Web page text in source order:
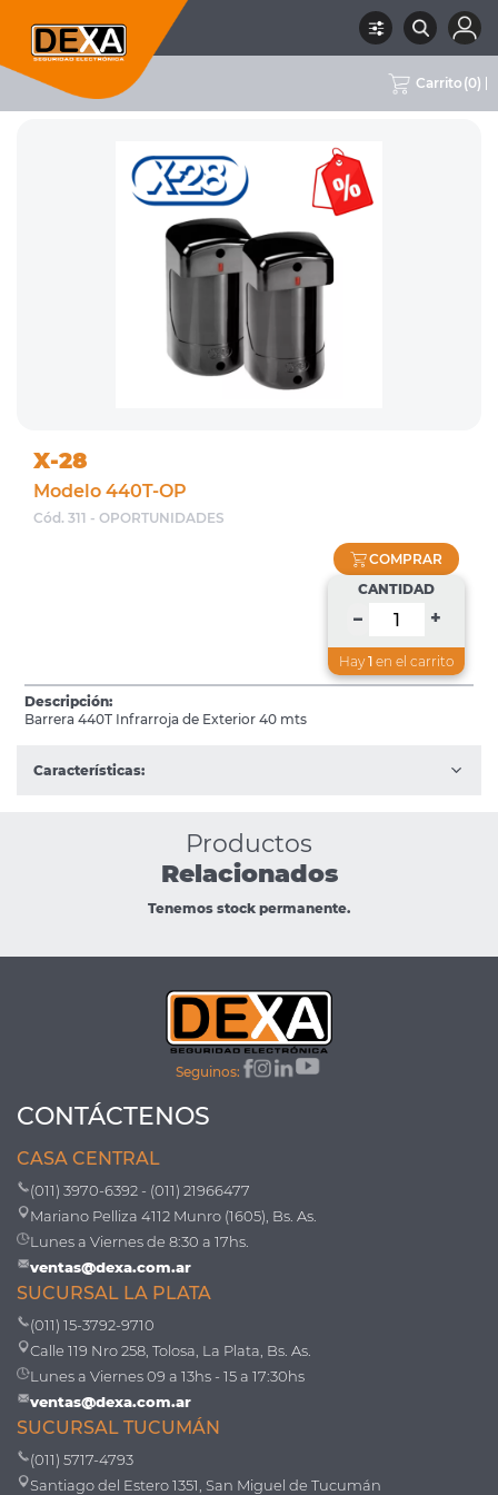
Carrito (0)
RUBRO OPORTUNIDADES MARCA X-28
X-28
Modelo 440T-OP
Cód. 311 - OPORTUNIDADES
COMPRAR
CANTIDAD
– +
Hay 1 en el carrito
Descripción:
Barrera 440T Infrarroja de Exterior 40 mts
Características:
Productos
Relacionados
Tenemos stock permanente.
Seguinos:
CONTÁCTENOS
CASA CENTRAL
(011) 3970-6392 - (011) 21966477
Mariano Pelliza 4112 Munro (1605), Bs. As.
Lunes a Viernes de 8:30 a 17hs.
ventas@dexa.com.ar
SUCURSAL LA PLATA
(011) 15-3792-9710
Calle 119 Nro 258, Tolosa, La Plata, Bs. As.
Lunes a Viernes 09 a 13hs - 15 a 17:30hs
ventas@dexa.com.ar
SUCURSAL TUCUMÁN
(011) 5717-4793
Santiago del Estero 1351, San Miguel de Tucumán